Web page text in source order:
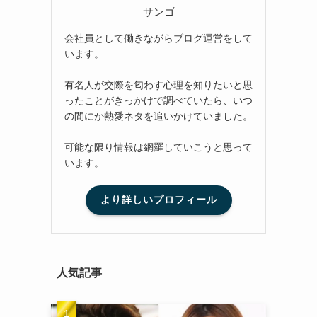
サンゴ
会社員として働きながらブログ運営をして
います。
有名人が交際を匂わす心理を知りたいと思
ったことがきっかけで調べていたら、いつ
の間にか熱愛ネタを追いかけていました。
可能な限り情報は網羅していこうと思って
います。
より詳しいプロフィール
人気記事